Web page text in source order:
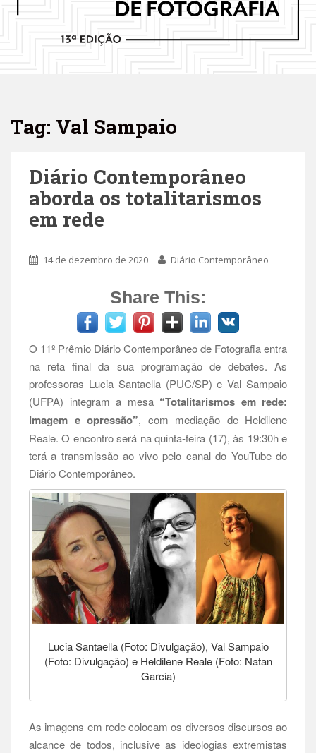
Tag: Val Sampaio
Diário Contemporâneo
aborda os totalitarismos
em rede
14 de dezembro de 2020 Diário Contemporâneo
Share This:
O 11º Prêmio Diário Contemporâneo de Fotografia entra
na reta final da sua programação de debates. As
professoras Lucia Santaella (PUC/SP) e Val Sampaio
(UFPA) integram a mesa “Totalitarismos em rede:
imagem e opressão”, com mediação de Heldilene
Reale. O encontro será na quinta-feira (17), às 19:30h e
terá a transmissão ao vivo pelo canal do YouTube do
Diário Contemporâneo.
Lucia Santaella (Foto: Divulgação), Val Sampaio
(Foto: Divulgação) e Heldilene Reale (Foto: Natan
Garcia)
As imagens em rede colocam os diversos discursos ao
alcance de todos, inclusive as ideologias extremistas